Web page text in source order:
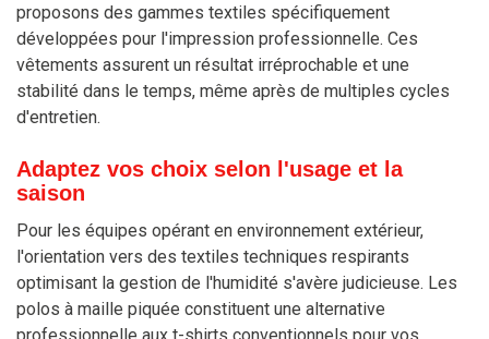
proposons des gammes textiles spécifiquement
développées pour l'impression professionnelle. Ces
vêtements assurent un résultat irréprochable et une
stabilité dans le temps, même après de multiples cycles
d'entretien.
Adaptez vos choix selon l'usage et la
saison
Pour les équipes opérant en environnement extérieur,
l'orientation vers des textiles techniques respirants
optimisant la gestion de l'humidité s'avère judicieuse. Les
polos à maille piquée constituent une alternative